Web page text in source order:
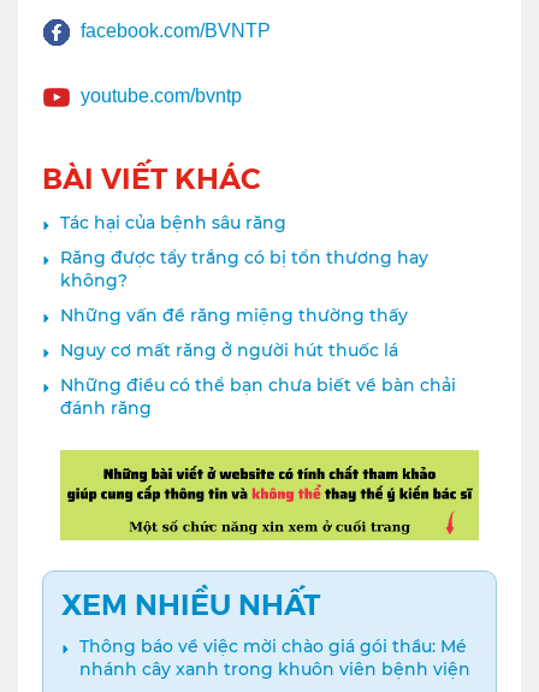
facebook.com/BVNTP
youtube.com/bvntp
BÀI VIẾT KHÁC
Tác hại của bệnh sâu răng
Răng được tẩy trắng có bị tổn thương hay
không?
Những vấn đề răng miệng thường thấy
Nguy cơ mất răng ở người hút thuốc lá
Những điều có thể bạn chưa biết về bàn chải
đánh răng
XEM NHIỀU NHẤT
Thông báo về việc mời chào giá gói thầu: Mé
nhánh cây xanh trong khuôn viên bệnh viện